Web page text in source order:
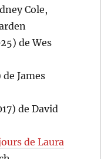
Cole,
de Wes
James
de David
de Laura